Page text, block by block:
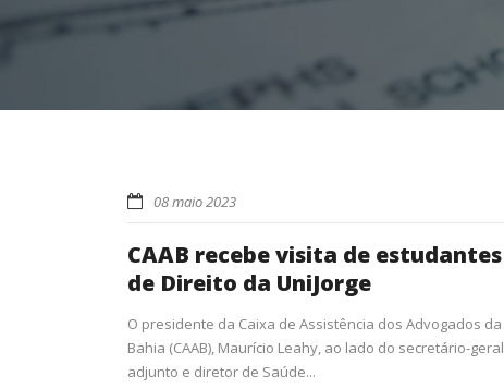
08 maio 2023
CAAB recebe visita de estudantes
de Direito da UniJorge
O presidente da Caixa de Assistência dos Advogados da
Bahia (CAAB), Maurício Leahy, ao lado do secretário-geral
adjunto e diretor de Saúde...